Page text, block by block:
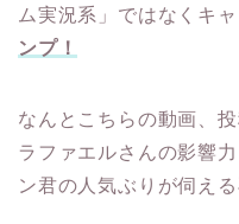
ム実況系」ではなくキャ
ンプ！
なんとこちらの動画、
ラファエルさんの影響
ン君の人気ぶりが伺え